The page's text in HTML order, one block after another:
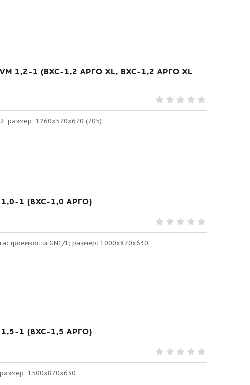
1,2-1 (ВХС-1,2 АРГО XL, ВХС-1,2 АРГО XL
размер: 1260х570х670 (705)
1,0-1 (ВХС-1,0 АРГО)
GN1/1; размер: 1000х870х630
1,5-1 (ВХС-1,5 АРГО)
1500х870х630